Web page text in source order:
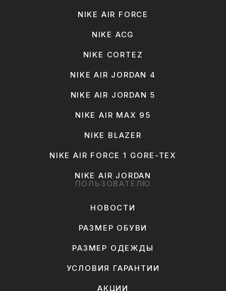
NIKE AIR FORCE
NIKE ACG
NIKE CORTEZ
NIKE AIR JORDAN 4
NIKE AIR JORDAN 5
NIKE AIR MAX 95
NIKE BLAZER
NIKE AIR FORCE 1 GORE-TEX
NIKE AIR JORDAN
ПОЛЬЗОВАТЕЛЮ
НОВОСТИ
РАЗМЕР ОБУВИ
РАЗМЕР ОДЕЖДЫ
УСЛОВИЯ ГАРАНТИИ
АКЦИИ